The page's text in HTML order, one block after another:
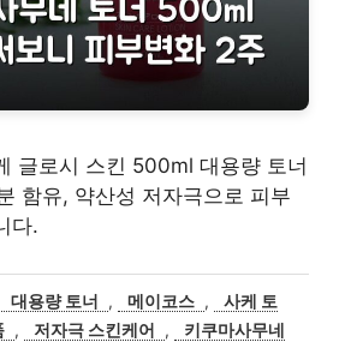
글로시 스킨 500ml 대용량 토너
함유, 약산성 저자극으로 피부
다.
대용량 토너 , 메이코스 ,
사케 토
, 저자극 스킨케어 ,
키쿠마사무네